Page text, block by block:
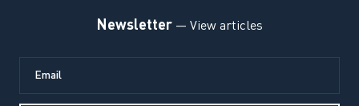
Newsletter— View articles